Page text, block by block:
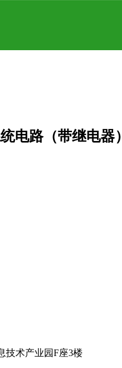
电路（带继电器）
技术产业园F座3楼